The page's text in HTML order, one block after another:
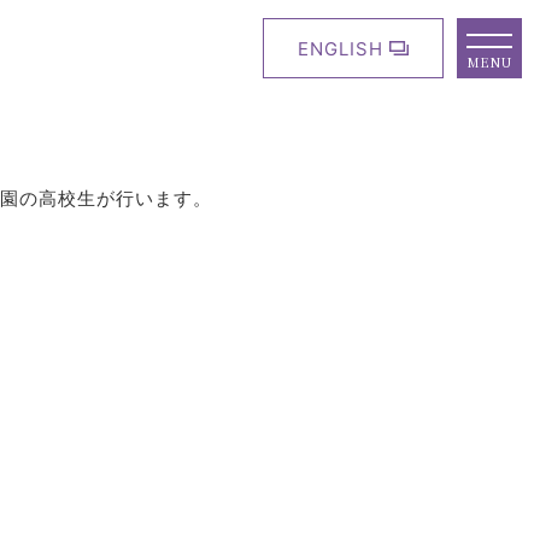
ENGLISH
MENU
の高校生が行います。